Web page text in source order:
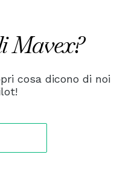
Mavex?
cosa dicono di noi